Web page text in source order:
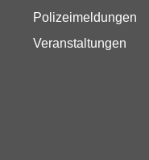
Polizeimeldungen
Veranstaltungen